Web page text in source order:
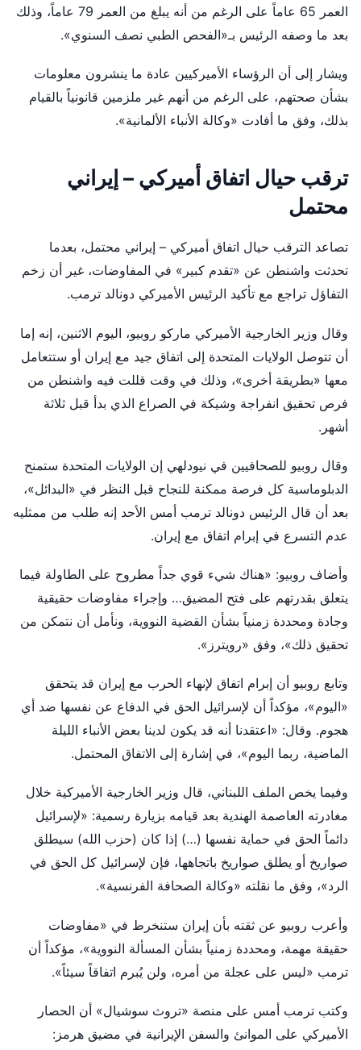
العمر 65 عاماً على الرغم من أنه يبلغ من العمر 79 عاماً، وذلك
بعد ما وصفه الرئيس بـ«الفحص الطبي نصف السنوي».
ويشار إلى أن الرؤساء الأميركيين عادة ما ينشرون معلومات
بشأن صحتهم، على الرغم من أنهم غير ملزمين قانونياً بالقيام
بذلك، وفق ما أفادت «وكالة الأنباء الألمانية».
ترقب حيال اتفاق أميركي – إيراني
محتمل
تصاعد الترقب حيال اتفاق أميركي – إيراني محتمل، بعدما
تحدثت واشنطن عن «تقدم كبير» في المفاوضات، غير أن زخم
التفاؤل تراجع مع تأكيد الرئيس الأميركي دونالد ترمب.
وقال وزير الخارجية الأميركي ماركو روبيو، اليوم الاثنين، إنه إما
أن تتوصل الولايات المتحدة إلى اتفاق جيد مع إيران أو ستتعامل
معها «بطريقة أخرى»، وذلك في وقت قللت فيه واشنطن من
فرص تحقيق انفراجة وشيكة في الصراع الذي بدأ قبل ثلاثة
أشهر.
وقال روبيو للصحافيين في نيودلهي إن الولايات المتحدة ستمنح
الدبلوماسية كل فرصة ممكنة للنجاح قبل النظر في «البدائل»،
بعد أن قال الرئيس دونالد ترمب أمس الأحد إنه طلب من ممثليه
عدم التسرع في إبرام اتفاق مع إيران.
وأضاف روبيو: «هناك شيء قوي جداً مطروح على الطاولة فيما
يتعلق بقدرتهم على فتح المضيق… وإجراء مفاوضات حقيقية
وجادة ومحددة زمنياً بشأن القضية النووية، ونأمل أن نتمكن من
تحقيق ذلك»، وفق «رويترز».
وتابع روبيو أن إبرام اتفاق لإنهاء الحرب مع إيران قد يتحقق
«اليوم»، مؤكداً أن لإسرائيل الحق في الدفاع عن نفسها ضد أي
هجوم. وقال: «اعتقدنا أنه قد يكون لدينا بعض الأنباء الليلة
الماضية، ربما اليوم»، في إشارة إلى الاتفاق المحتمل.
وفيما يخص الملف اللبناني، قال وزير الخارجية الأميركية خلال
مغادرته العاصمة الهندية بعد قيامه بزيارة رسمية: «لإسرائيل
دائماً الحق في حماية نفسها (…) إذا كان (حزب الله) سيطلق
صواريخ أو يطلق صواريخ باتجاهها، فإن لإسرائيل كل الحق في
الرد»، وفق ما نقلته «وكالة الصحافة الفرنسية».
وأعرب روبيو عن ثقته بأن إيران ستنخرط في «مفاوضات
حقيقة مهمة، ومحددة زمنياً بشأن المسألة النووية»، مؤكداً أن
ترمب «ليس على عجلة من أمره، ولن يُبرم اتفاقاً سيئاً».
وكتب ترمب أمس على منصة «تروث سوشيال» أن الحصار
الأميركي على الموانئ والسفن الإيرانية في مضيق هرمز: